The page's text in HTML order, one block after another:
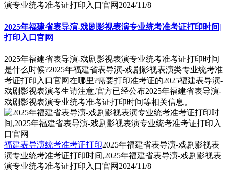
演专业统考准考证打印入口官网2024/11/8
2025年福建省表导演-戏剧影视表演专业统考准考证打印时间|
打印入口官网
2025年福建省表导演-戏剧影视表演专业统考准考证打印时间
是什么时候?2025年福建省表导演-戏剧影视表演类专业统考准
考证打印入口官网在哪里?需要打印准考证的2025福建表导演-
戏剧影视表演考生请注意,官方已经公布2025年福建省表导演-
戏剧影视表演专业统考准考证打印时间等相关信息。
福建表导演统考准考证打印2025年福建省表导演-戏剧影视表
演专业统考准考证打印时间,2025年福建省表导演-戏剧影视表
演专业统考准考证打印入口官网 2024/11/8